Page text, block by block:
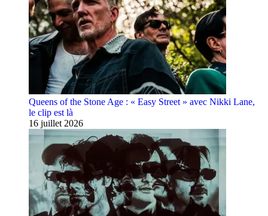
Queens of the Stone Age : « Easy Street » avec Nikki Lane,
le clip est là
16 juillet 2026